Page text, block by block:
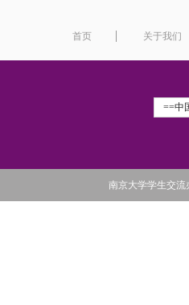
首页 关于我们
==中
南京大学学生交流